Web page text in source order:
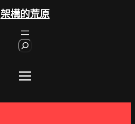
架構的荒原